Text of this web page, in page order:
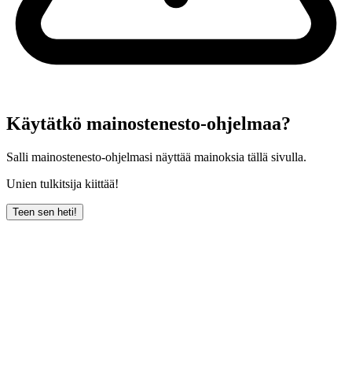
Käytätkö mainostenesto-ohjelmaa?
Salli mainostenesto-ohjelmasi näyttää mainoksia tällä sivulla.
Unien tulkitsija kiittää!
Teen sen heti!